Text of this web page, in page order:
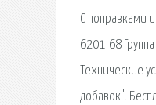
С поправками
6201-68
Технические
добавок".